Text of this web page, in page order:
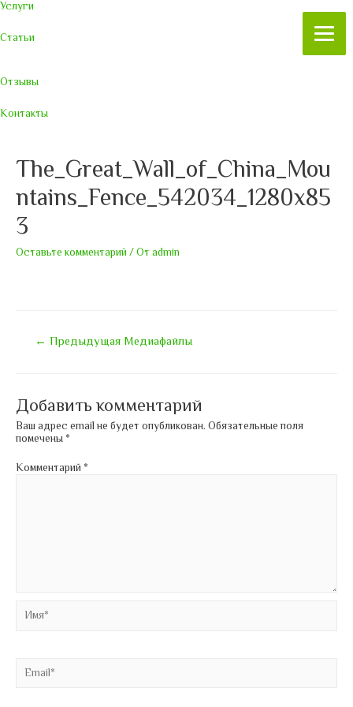
Услуги
Статьи
Отзывы
Контакты
The_Great_Wall_of_China_Mou
ntains_Fence_542034_1280x85
3
Оставьте комментарий / От admin
Навигация
← Предыдущая Медиафайлы
Добавить комментарий
Ваш адрес email не будет опубликован. Обязательные поля
помечены *
Комментарий *